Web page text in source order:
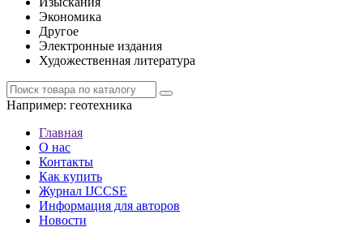
Экономика
Другое
Электронные издания
Художественная литература
Например: геотехника
Главная
О нас
Контакты
Как купить
Журнал IJCCSE
Информация для авторов
Новости